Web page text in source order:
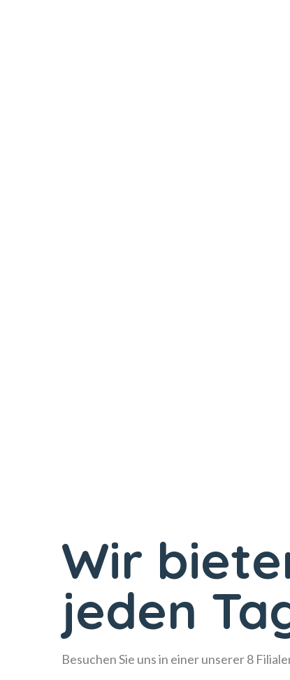
Wir
jeden
Besuchen Sie uns in einer unserer 8